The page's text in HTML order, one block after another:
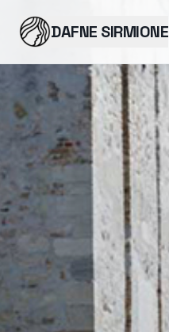
DAFNE SIRMIONE